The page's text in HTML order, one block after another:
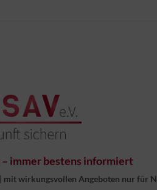
immer bestens informiert
| mit wirkungsvollen Angeboten nur für